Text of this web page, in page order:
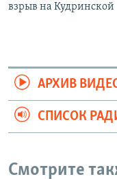
взрыв на Кудринской
АРХИВ
СПИСОК
Смотрите